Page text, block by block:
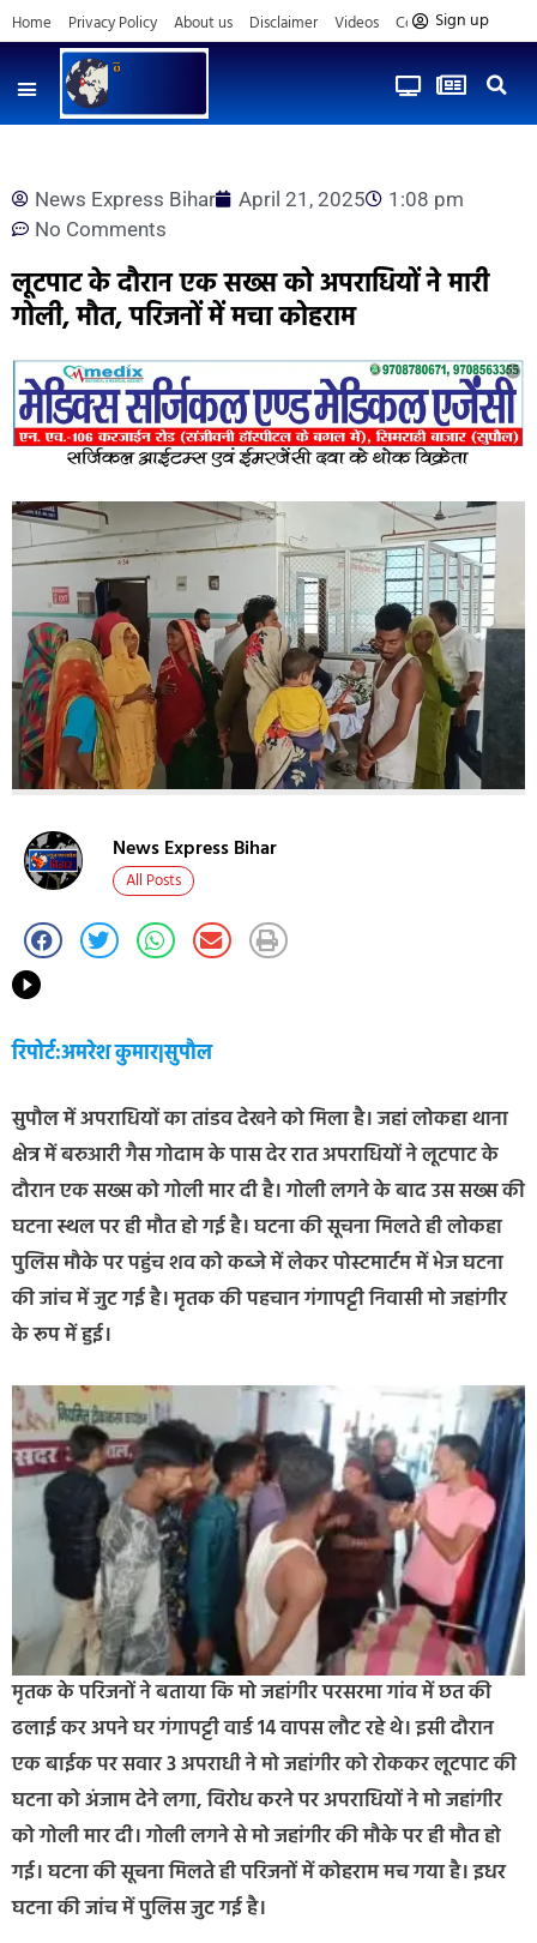
Home Privacy Policy About us Disclaimer Videos Contact us
Sign up
News Express Bihar April 21, 2025
1:08 pm
No Comments
लूटपाट के दौरान एक सख्स को अपराधियों ने मारी
गोली, मौत, परिजनों में मचा कोहराम
News Express Bihar
All Posts
रिपोर्ट:अमरेश कुमार|सुपौल
सुपौल में अपराधियों का तांडव देखने को मिला है। जहां लोकहा थाना
क्षेत्र में बरुआरी गैस गोदाम के पास देर रात अपराधियों ने लूटपाट के
दौरान एक सख्स को गोली मार दी है। गोली लगने के बाद उस सख्स की
घटना स्थल पर ही मौत हो गई है। घटना की सूचना मिलते ही लोकहा
पुलिस मौके पर पहुंच शव को कब्जे में लेकर पोस्टमार्टम में भेज घटना
की जांच में जुट गई है। मृतक की पहचान गंगापट्टी निवासी मो जहांगीर
के रूप में हुई।
मृतक के परिजनों ने बताया कि मो जहांगीर परसरमा गांव में छत की
ढलाई कर अपने घर गंगापट्टी वार्ड 14 वापस लौट रहे थे। इसी दौरान
एक बाईक पर सवार 3 अपराधी ने मो जहांगीर को रोककर लूटपाट की
घटना को अंजाम देने लगा, विरोध करने पर अपराधियों ने मो जहांगीर
को गोली मार दी। गोली लगने से मो जहांगीर की मौके पर ही मौत हो
गई। घटना की सूचना मिलते ही परिजनों में कोहराम मच गया है। इधर
घटना की जांच में पुलिस जुट गई है।